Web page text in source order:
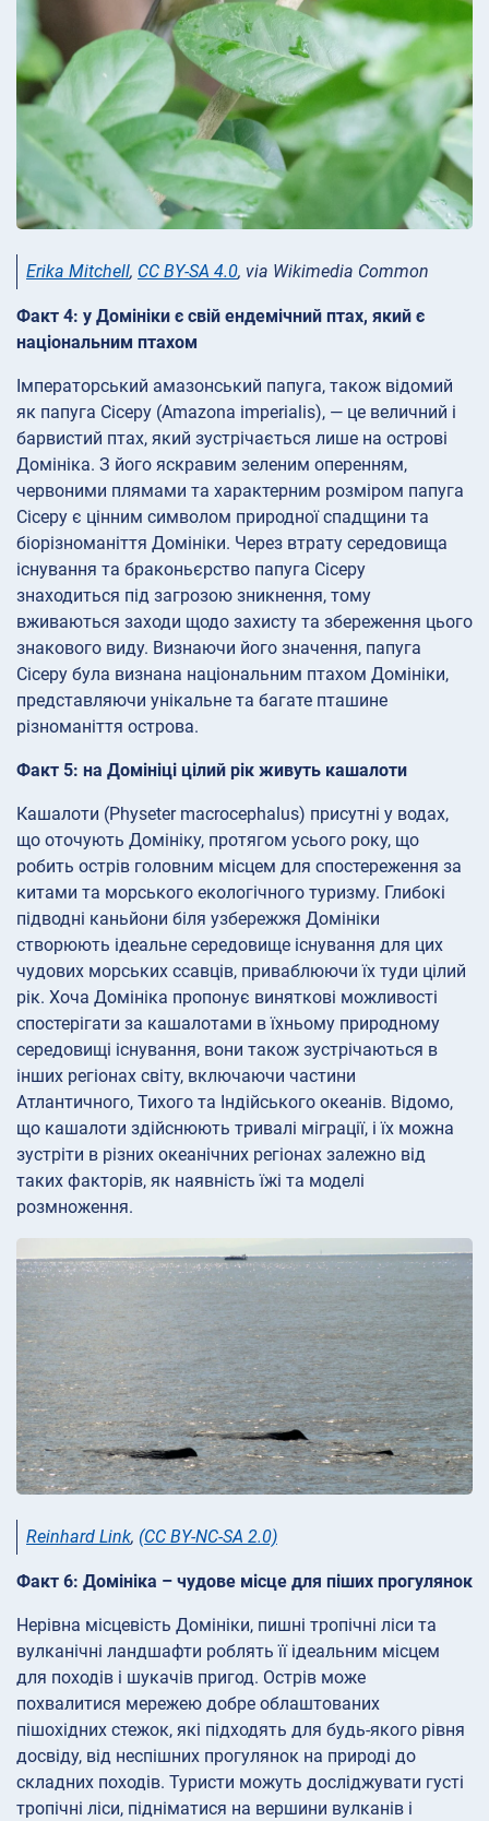
Erika Mitchell, CC BY-SA 4.0, via Wikimedia Common
Факт 4: у Домініки є свій ендемічний птах, який є
національним птахом
Імператорський амазонський папуга, також відомий
як папуга Сісеру (Amazona imperialis), — це величний і
барвистий птах, який зустрічається лише на острові
Домініка. З його яскравим зеленим оперенням,
червоними плямами та характерним розміром папуга
Сісеру є цінним символом природної спадщини та
біорізноманіття Домініки. Через втрату середовища
існування та браконьєрство папуга Сісеру
знаходиться під загрозою зникнення, тому
вживаються заходи щодо захисту та збереження цього
знакового виду. Визнаючи його значення, папуга
Сісеру була визнана національним птахом Домініки,
представляючи унікальне та багате пташине
різноманіття острова.
Факт 5: на Домініці цілий рік живуть кашалоти
Кашалоти (Physeter macrocephalus) присутні у водах,
що оточують Домініку, протягом усього року, що
робить острів головним місцем для спостереження за
китами та морського екологічного туризму. Глибокі
підводні каньйони біля узбережжя Домініки
створюють ідеальне середовище існування для цих
чудових морських ссавців, приваблюючи їх туди цілий
рік. Хоча Домініка пропонує виняткові можливості
спостерігати за кашалотами в їхньому природному
середовищі існування, вони також зустрічаються в
інших регіонах світу, включаючи частини
Атлантичного, Тихого та Індійського океанів. Відомо,
що кашалоти здійснюють тривалі міграції, і їх можна
зустріти в різних океанічних регіонах залежно від
таких факторів, як наявність їжі та моделі
розмноження.
Reinhard Link, (CC BY-NC-SA 2.0)
Факт 6: Домініка – чудове місце для піших прогулянок
Нерівна місцевість Домініки, пишні тропічні ліси та
вулканічні ландшафти роблять її ідеальним місцем
для походів і шукачів пригод. Острів може
похвалитися мережею добре облаштованих
пішохідних стежок, які підходять для будь-якого рівня
досвіду, від неспішних прогулянок на природі до
складних походів. Туристи можуть досліджувати густі
тропічні ліси, підніматися на вершини вулканів і